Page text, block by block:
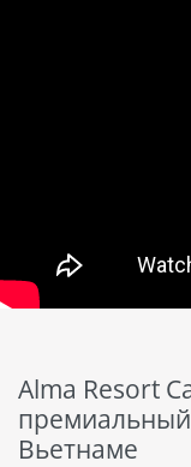
Alma Resort
Вьетнаме